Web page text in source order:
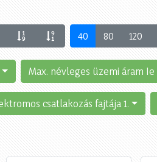
40 80 120
Max. névleges üzemi áram Ie
csatlakozás fajtája 1.